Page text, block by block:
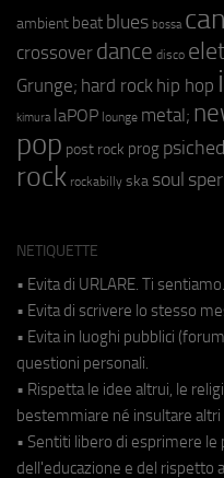
ambient beat blues bossa
crossover dance disco
Grunge; hard rock hip hop
kimura laPOP lounge metal;
pop post rock prog
rock rockabilly ska soul
NETIQUETTE
• Evita di URLARE. Ti sentiamo.
• Evita di scrivere lo stesso
• Evita in luoghi pubblici
questioni personali.
• Rispetta le idee altrui, le
bestemmiare né insultare
• Sentiti libero di esprimere le
dell'educazione e del rispetto